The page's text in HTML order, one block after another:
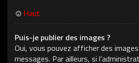
Haut
Puis-je publier des images ?
Oui, vous pouvez afficher des
messages. Par ailleurs, si